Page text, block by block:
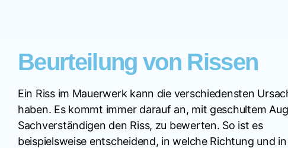
Beurteilung von Rissen
Ein Riss im Mauerwerk kann die verschiedensten
haben. Es kommt immer darauf an, mit geschultem
Sachverständigen den Riss, zu bewerten. So ist es
beispielsweise entscheidend, in welche Richtung und